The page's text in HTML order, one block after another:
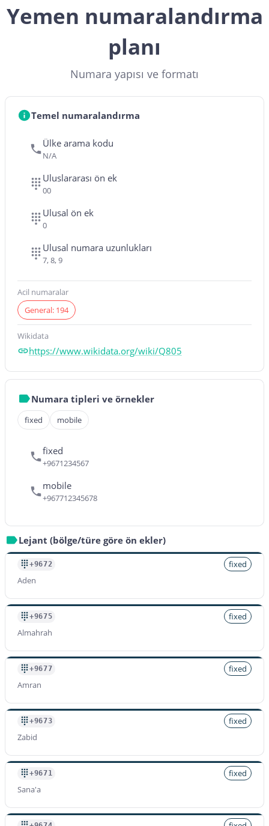
Yemen numaralandırma
planı
Numara yapısı ve formatı
Temel numaralandırma
Ülke arama kodu
N/A
Uluslararası ön ek
00
Ulusal ön ek
0
Ulusal numara uzunlukları
7, 8, 9
Acil numaralar
General: 194
Wikidata
https://www.wikidata.org/wiki/Q805
Numara tipleri ve örnekler
fixed mobile
fixed
+9671234567
mobile
+967712345678
Lejant (bölge/türe göre ön ekler)
+9672
fixed
Aden
+9675
fixed
Almahrah
+9677
fixed
Amran
+9673
fixed
Zabid
+9671
fixed
Sana'a